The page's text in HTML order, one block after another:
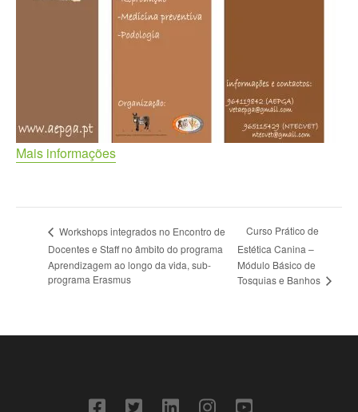
Mais informações
Workshops integrados no Encontro de
Docentes e Staff no âmbito do programa
Aprendizagem ao longo da vida, sub-
programa Erasmus
Curso Prático de
Estética Canina –
Módulo Básico de
Tosquias e Banhos